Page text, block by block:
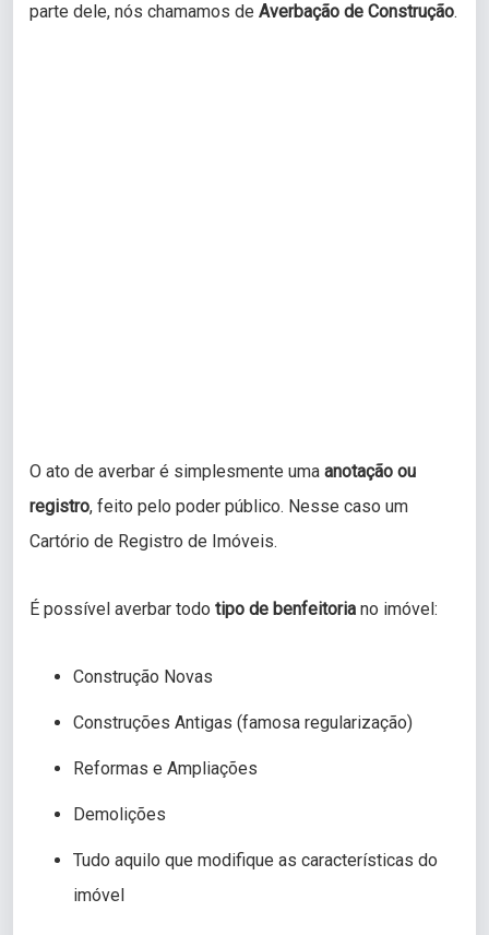
parte dele, nós chamamos de Averbação de Construção.
O ato de averbar é simplesmente uma anotação ou
registro, feito pelo poder público. Nesse caso um
Cartório de Registro de Imóveis.
É possível averbar todo tipo de benfeitoria no imóvel:
Construção Novas
Construções Antigas (famosa regularização)
Reformas e Ampliações
Demolições
Tudo aquilo que modifique as características do
imóvel